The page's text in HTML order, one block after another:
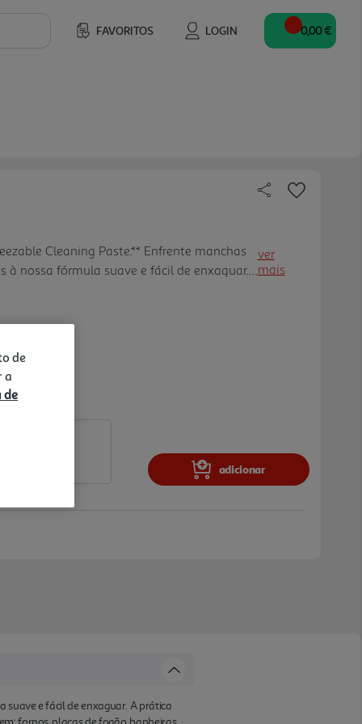
FAVORITOS LOGIN 0,00 €
Cleaning Paste.** Enfrente manchas
à nossa fórmula suave e fácil de enxaguar.
plástico (uPVC), azulejos, tênis, chuveiros,
ver
mais
adicionar
suave e fácil de enxaguar. A prática
de
a
de